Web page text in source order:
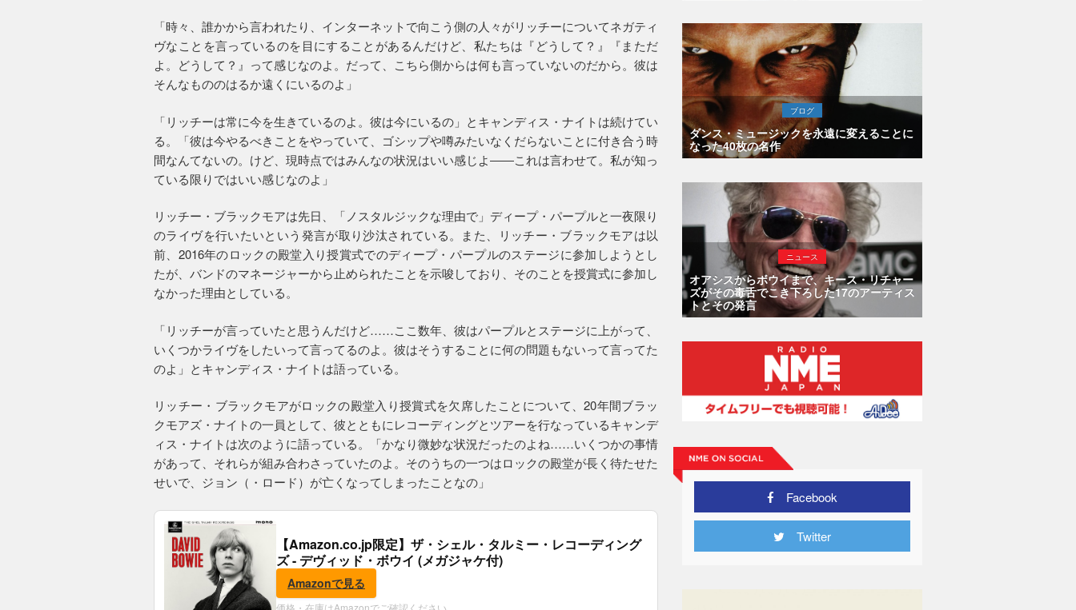
「時々、誰かから言われたり、インターネットで向こう側の人々がリッチーについてネガティ
ヴなことを言っているのを目にすることがあるんだけど、私たちは『どうして？』『まただ
よ。どうして？』って感じなのよ。だって、こちら側からは何も言っていないのだから。彼は
そんなもののはるか遠くにいるのよ」
「リッチーは常に今を生きているのよ。彼は今にいるの」とキャンディス・ナイトは続けてい
る。「彼は今やるべきことをやっていて、ゴシップや噂みたいなくだらないことに付き合う時
間なんてないの。けど、現時点ではみんなの状況はいい感じよ――これは言わせて。私が知っ
ている限りではいい感じなのよ」
リッチー・ブラックモアは先日、「ノスタルジックな理由で」ディープ・パープルと一夜限り
のライヴを行いたいという発言が取り沙汰されている。また、リッチー・ブラックモアは以
前、2016年のロックの殿堂入り授賞式でのディープ・パープルのステージに参加しようとし
たが、バンドのマネージャーから止められたことを示唆しており、そのことを授賞式に参加し
なかった理由としている。
「リッチーが言っていたと思うんだけど……ここ数年、彼はパープルとステージに上がって、
いくつかライヴをしたいって言ってるのよ。彼はそうすることに何の問題もないって言ってた
のよ」とキャンディス・ナイトは語っている。
リッチー・ブラックモアがロックの殿堂入り授賞式を欠席したことについて、20年間ブラッ
クモアズ・ナイトの一員として、彼とともにレコーディングとツアーを行なっているキャンデ
ィス・ナイトは次のように語っている。「かなり微妙な状況だったのよね……いくつかの事情
があって、それらが組み合わさっていたのよ。そのうちの一つはロックの殿堂が長く待たせた
せいで、ジョン（・ロード）が亡くなってしまったことなの」
【Amazon.co.jp限定】ザ・シェル・タルミー・レコーディング
ズ - デヴィッド・ボウイ (メガジャケ付)
Amazonで見る
価格・在庫はAmazonでご確認ください
ブログ
ダンス・ミュージックを永遠に変えることに
なった40枚の名作
ニュース
オアシスからボウイまで、キース・リチャー
ズがその毒舌でこき下ろした17のアーティス
トとその発言
Facebook
Twitter